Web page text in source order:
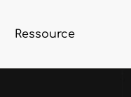
Ressource